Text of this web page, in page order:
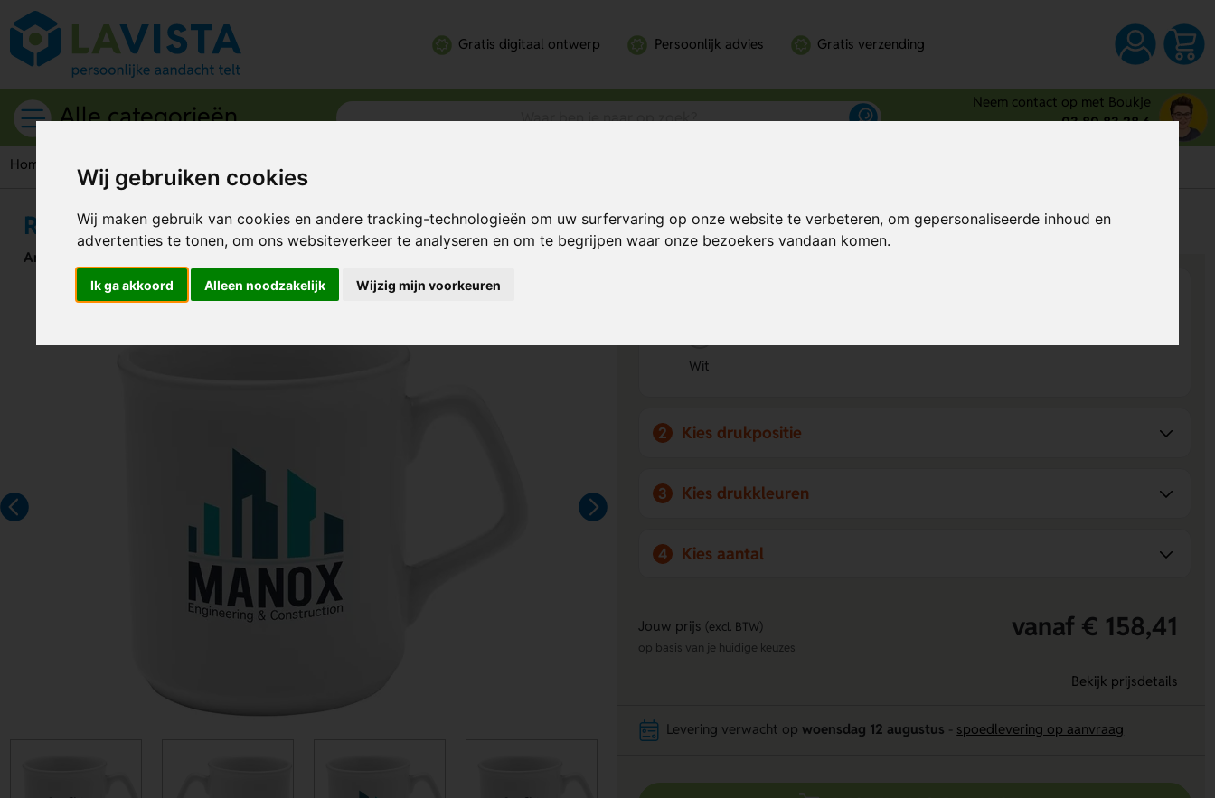
Wij gebruiken cookies
Wij maken gebruik van cookies en andere tracking-technologieën om uw surfervaring op onze website te verbeteren, om gepersonaliseerde inhoud en
advertenties te tonen, om ons websiteverkeer te analyseren en om te begrijpen waar onze bezoekers vandaan komen.
Ik ga akkoord Alleen noodzakelijk Wijzig mijn voorkeuren
Gratis digitaal ontwerp Persoonlijk advies Gratis verzending
Alle categorieën
Neem contact op met Boukje
03 80 83 28 6
Home Drinkwaren Mokken Royal Mok
Royal Mok
Artikelnummer:
Bereken mijn prijs Al vanaf€ 3,00per stuk (excl. BTW)
Wit
2 Kies drukpositie
3 Kies drukkleuren
4 Kies aantal
Jouw prijs (excl. BTW) vanaf € 158,41
op basis van je huidige keuzes
Bekijk prijsdetails
Levering verwacht op woensdag 12 augustus spoedlevering op aanvraag